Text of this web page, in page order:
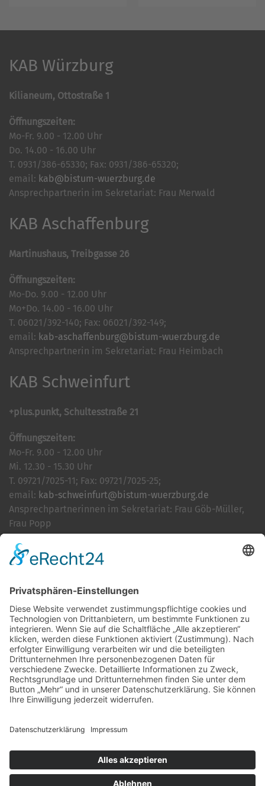
KAB Würzburg
Kilianeum, Ottostraße 1
Öffnungszeiten:
Mo-Fr. 9.00 - 12.00 Uhr
Do. 14.00 - 16.00 Uhr
T. 0931/386-65330; Fax: 0931/386-65320;
email: kab@bistum-wuerzburg.de
Ansprechpartnerin im Sekretariat: Frau Merwald
KAB Aschaffenburg
Martinushaus, Treibgasse 26
Öffnungszeiten:
Mo-Do. 9.00 - 12.00 Uhr
Mo+Do. 14.00 - 16.00 Uhr
T. 06021/392-140; Fax: 06021/392-149;
email: kab-aschaffenburg@bistum-wuerzburg.de
Ansprechpartnerin im Sekretariat: Frau Heimbach
KAB Schweinfurt
+plus.punkt, Schultesstraße 21
Öffnungszeiten:
Mo-Fr. 9.00 - 12.00 Uhr
Mi. 12.30 - 15.30 Uhr
T. 09721/7025-11; Fax: 09721/7025-25;
email: kab-schweinfurt@bistum-wuerzburg.de
Ansprechpartnerinnen im Sekretariat: Frau Göb-Müller,
Frau Popp
Cookie-Einstellungen
Kontakt
Login
Impressum